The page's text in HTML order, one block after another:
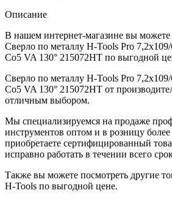
Описание
В нашем интернет-магазине вы можете
Сверло по металлу H-Tools Pro
Co5 VA 130° 215072HT по выгодной
Сверло по металлу H-Tools Pro
Co5 VA 130° 215072HT от
отличным выбором.
Мы специализируемся на продаже
инструментов оптом и в розницу
приобретаете сертифицированный
исправно работать в течении всего
Также вы можете посмотреть другие
H-Tools по выгодной цене.